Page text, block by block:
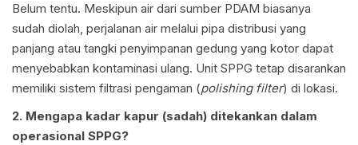
Belum tentu. Meskipun air dari sumber PDAM biasanya
sudah diolah, perjalanan air melalui pipa distribusi yang
panjang atau tangki penyimpanan gedung yang kotor dapat
menyebabkan kontaminasi ulang. Unit SPPG tetap disarankan
memiliki sistem filtrasi pengaman (polishing filter) di lokasi.
2. Mengapa kadar kapur (sadah) ditekankan dalam
operasional SPPG?